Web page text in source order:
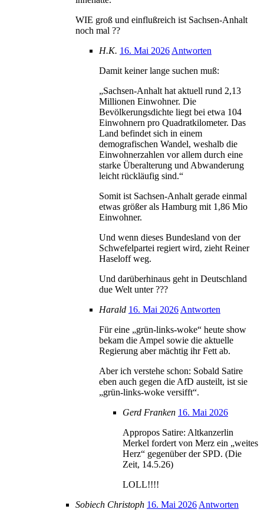
WIE groß und einflußreich ist Sachsen-Anhalt
noch mal ??
H.K. 16. Mai 2026Antworten
Damit keiner lange suchen muß:
„Sachsen-Anhalt hat aktuell rund 2,13
Millionen Einwohner. Die
Bevölkerungsdichte liegt bei etwa 104
Einwohnern pro Quadratkilometer. Das
Land befindet sich in einem
demografischen Wandel, weshalb die
Einwohnerzahlen vor allem durch eine
starke Überalterung und Abwanderung
leicht rückläufig sind.“
Somit ist Sachsen-Anhalt gerade einmal
etwas größer als Hamburg mit 1,86 Mio
Einwohner.
Und wenn dieses Bundesland von der
Schwefelpartei regiert wird, zieht Reiner
Haseloff weg.
Und darüberhinaus geht in Deutschland
due Welt unter ???
Harald 16. Mai 2026Antworten
Für eine „grün-links-woke“ heute show
bekam die Ampel sowie die aktuelle
Regierung aber mächtig ihr Fett ab.
Aber ich verstehe schon: Sobald Satire
eben auch gegen die AfD austeilt, ist sie
„grün-links-woke versifft“.
Gerd Franken 16. Mai 2026
Appropos Satire: Altkanzerlin
Merkel fordert von Merz ein „weites
Herz“ gegenüber der SPD. (Die
Zeit, 14.5.26)
LOLL!!!!
Sobiech Christoph 16. Mai 2026Antworten